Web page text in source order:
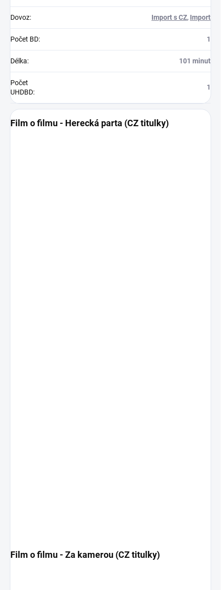
Dovoz: Import s CZ, Import
Počet BD: 1
Délka: 101 minut
Počet
UHDBD:
1
Film o filmu - Herecká parta (CZ titulky)
Film o filmu - Za kamerou (CZ titulky)